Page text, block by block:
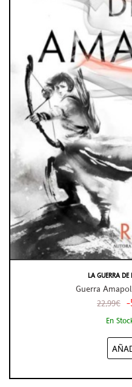
LA GUERRA
Guerra
22,99€ -
En